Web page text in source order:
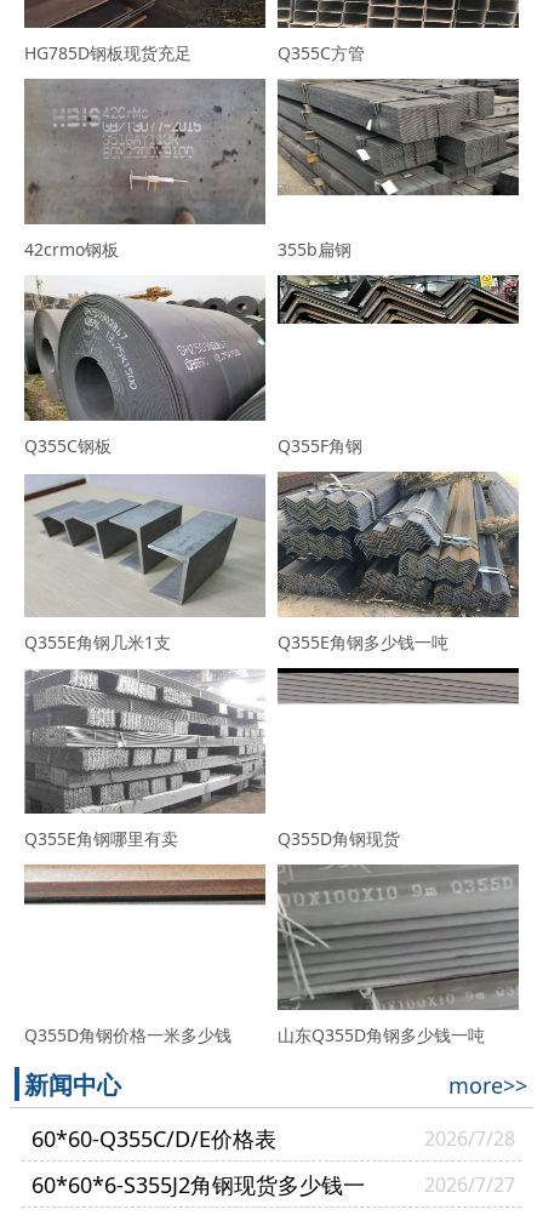
HG785D钢板现货充足 Q355C方管
42crmo钢板 355b扁钢
Q355C钢板 Q355F角钢
Q355E角钢几米1支 Q355E角钢多少钱一吨
Q355E角钢哪里有卖 Q355D角钢现货
Q355D角钢价格一米多少钱 山东Q355D角钢多少钱一吨
新闻中心
more>>
60*60-Q355C/D/E价格表
2026/7/28
60*60*6-S355J2角钢现货多少钱一
2026/7/27